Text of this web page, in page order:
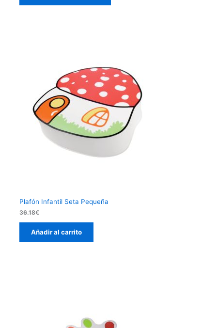
Plafón Infantil Seta Pequeña
36.18€
Añadir al carrito